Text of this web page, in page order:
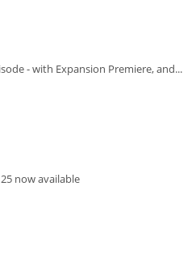
- with Expansion Premiere, and...
now available